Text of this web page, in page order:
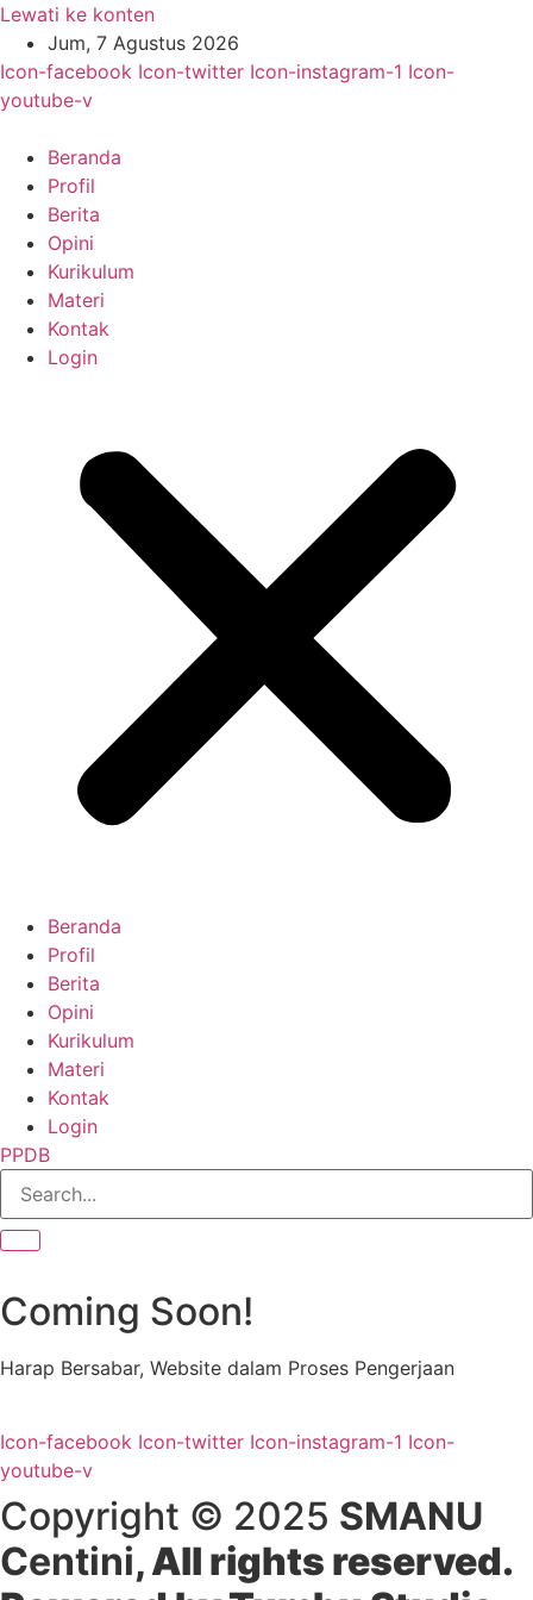
Lewati ke konten
Jum, 7 Agustus 2026
Icon-facebook Icon-twitter Icon-instagram-1 Icon-
youtube-v
Beranda
Profil
Berita
Opini
Kurikulum
Materi
Kontak
Login
Beranda
Profil
Berita
Opini
Kurikulum
Materi
Kontak
Login
PPDB
Coming Soon!
Harap Bersabar, Website dalam Proses Pengerjaan
Icon-facebook Icon-twitter Icon-instagram-1 Icon-
youtube-v
Copyright © 2025 SMANU
Centini, All rights reserved.